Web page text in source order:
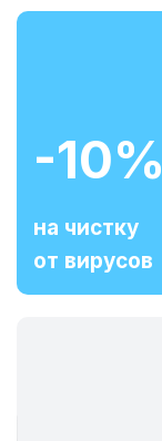
-10%
на чистку
от вирусов